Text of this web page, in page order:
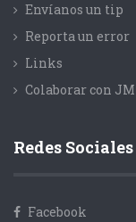
Envíanos un tip
Reporta un error
Links
Colaborar con JM
Redes Sociales
Facebook